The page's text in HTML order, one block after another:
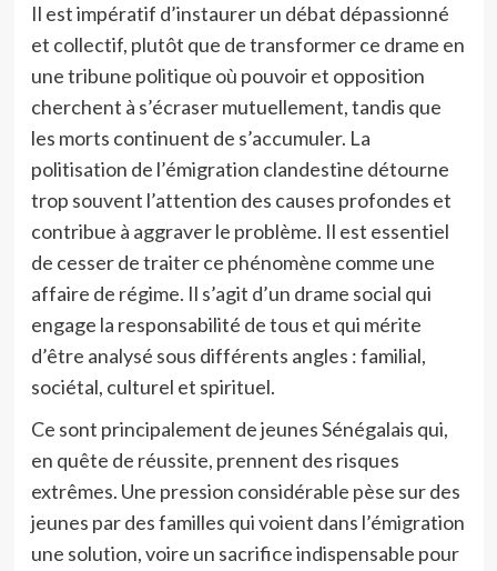
Il est impératif d’instaurer un débat dépassionné
et collectif, plutôt que de transformer ce drame en
une tribune politique où pouvoir et opposition
cherchent à s’écraser mutuellement, tandis que
les morts continuent de s’accumuler. La
politisation de l’émigration clandestine détourne
trop souvent l’attention des causes profondes et
contribue à aggraver le problème. Il est essentiel
de cesser de traiter ce phénomène comme une
affaire de régime. Il s’agit d’un drame social qui
engage la responsabilité de tous et qui mérite
d’être analysé sous différents angles : familial,
sociétal, culturel et spirituel.
Ce sont principalement de jeunes Sénégalais qui,
en quête de réussite, prennent des risques
extrêmes. Une pression considérable pèse sur des
jeunes par des familles qui voient dans l’émigration
une solution, voire un sacrifice indispensable pour